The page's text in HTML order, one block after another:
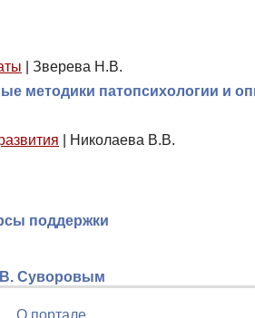
Зверева Н.В.
методики патопсихологии и
Николаева В.В.
поддержки
Суворовым